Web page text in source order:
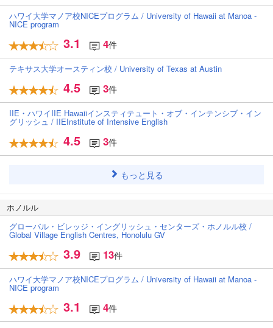
ハワイ大学マノア校NICEプログラム / University of Hawaii at Manoa -
NICE program
3.1 4件
テキサス大学オースティン校 / University of Texas at Austin
4.5 3件
IIE・ハワイIIE Hawaiiインスティテュート・オブ・インテンシブ・イン
グリッシュ / IIEInstitute of Intensive English
4.5 3件
もっと見る
ホノルル
グローバル・ビレッジ・イングリッシュ・センターズ・ホノルル校 /
Global Village English Centres, Honolulu GV
3.9 13件
ハワイ大学マノア校NICEプログラム / University of Hawaii at Manoa -
NICE program
3.1 4件